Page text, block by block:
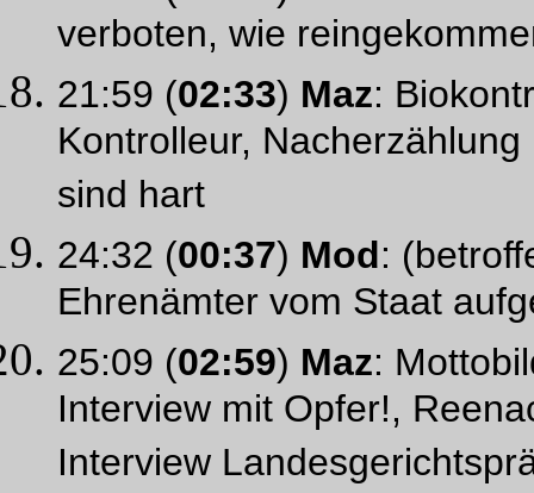
verboten, wie
21:59 (02:33) Maz:
Kontrolleur,
sind hart
24:32 (00:37) Mod:
Ehrenämter vom Staat
25:09 (02:59) Maz:
Interview mit Opfer!,
Interview